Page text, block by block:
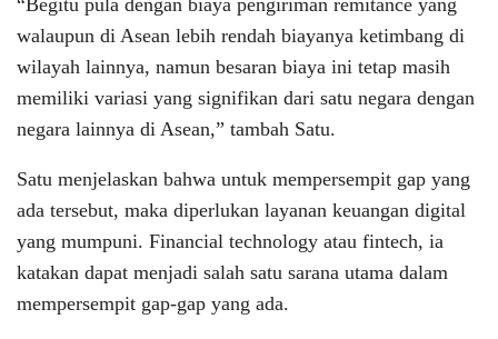
walaupun di Asean lebih rendah biayanya ketimbang di
wilayah lainnya, namun besaran biaya ini tetap masih
memiliki variasi yang signifikan dari satu negara dengan
negara lainnya di Asean,” tambah Satu.
Satu menjelaskan bahwa untuk mempersempit gap yang
ada tersebut, maka diperlukan layanan keuangan digital
yang mumpuni. Financial technology atau fintech, ia
katakan dapat menjadi salah satu sarana utama dalam
mempersempit gap-gap yang ada.